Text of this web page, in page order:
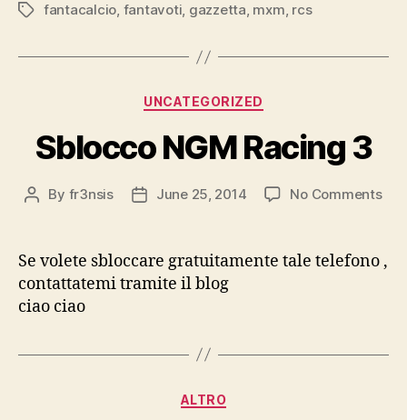
Tagsfantacalcio, fantavoti, gazzetta, mxm, rcs
Categories
UNCATEGORIZED
Sblocco NGM Racing 3
Post
By fr3nsis
PostJune 25, 2014 No Commentson
3
Se volete sbloccare gratuitamente tale telefono ,
contattatemi tramite il blog
ciao ciao
Categories
ALTRO